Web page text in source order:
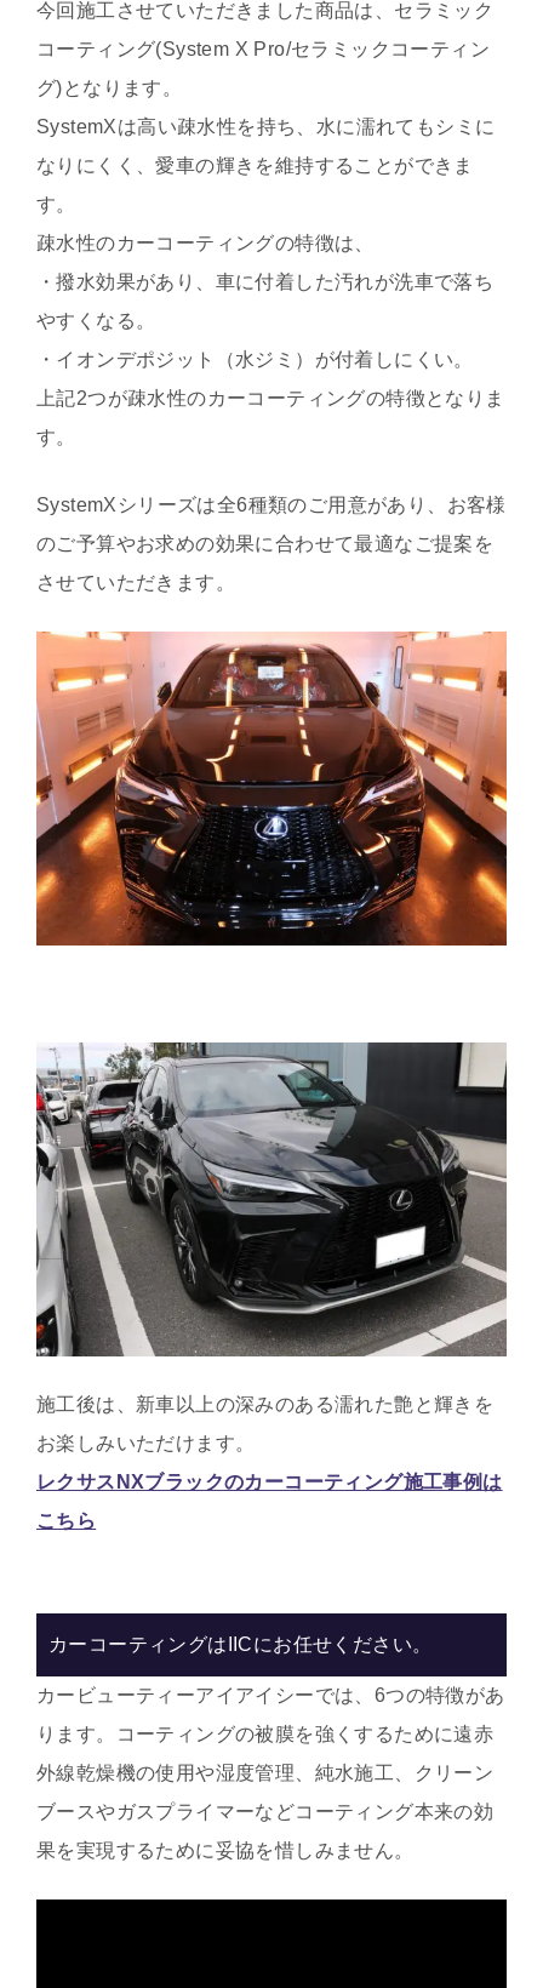
今回施工させていただきました商品は、セラミック
コーティング(System X Pro/セラミックコーティン
グ)となります。
SystemXは高い疎水性を持ち、水に濡れてもシミに
なりにくく、愛車の輝きを維持することができま
す。
疎水性のカーコーティングの特徴は、
・撥水効果があり、車に付着した汚れが洗車で落ち
やすくなる。
・イオンデポジット（水ジミ）が付着しにくい。
上記2つが疎水性のカーコーティングの特徴となりま
す。
SystemXシリーズは全6種類のご用意があり、お客様
のご予算やお求めの効果に合わせて最適なご提案を
させていただきます。
施工後は、新車以上の深みのある濡れた艶と輝きを
お楽しみいただけます。
レクサスNXブラックのカーコーティング施工事例は
こちら
カーコーティングはIICにお任せください。
カービューティーアイアイシーでは、6つの特徴があ
ります。コーティングの被膜を強くするために遠赤
外線乾燥機の使用や湿度管理、純水施工、クリーン
ブースやガスプライマーなどコーティング本来の効
果を実現するために妥協を惜しみません。